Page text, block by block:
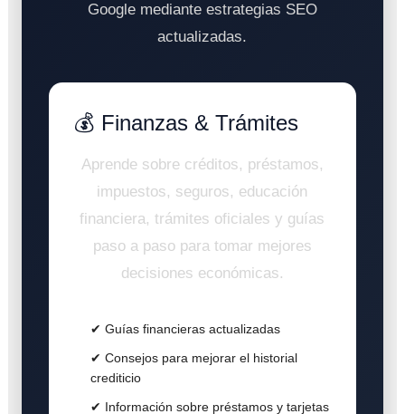
Google mediante estrategias SEO
actualizadas.
💰 Finanzas & Trámites
Aprende sobre créditos, préstamos,
impuestos, seguros, educación
financiera, trámites oficiales y guías
paso a paso para tomar mejores
decisiones económicas.
✔ Guías financieras actualizadas
✔ Consejos para mejorar el historial
crediticio
✔ Información sobre préstamos y tarjetas